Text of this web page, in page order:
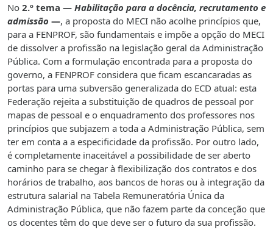
No 2.º tema — Habilitação para a docência, recrutamento e
admissão —, a proposta do MECI não acolhe princípios que,
para a FENPROF, são fundamentais e impõe a opção do MECI
de dissolver a profissão na legislação geral da Administração
Pública. Com a formulação encontrada para a proposta do
governo, a FENPROF considera que ficam escancaradas as
portas para uma subversão generalizada do ECD atual: esta
Federação rejeita a substituição de quadros de pessoal por
mapas de pessoal e o enquadramento dos professores nos
princípios que subjazem a toda a Administração Pública, sem
ter em conta a a especificidade da profissão. Por outro lado,
é completamente inaceitável a possibilidade de ser aberto
caminho para se chegar à flexibilização dos contratos e dos
horários de trabalho, aos bancos de horas ou à integração da
estrutura salarial na Tabela Remuneratória Única da
Administração Pública, que não fazem parte da conceção que
os docentes têm do que deve ser o futuro da sua profissão.